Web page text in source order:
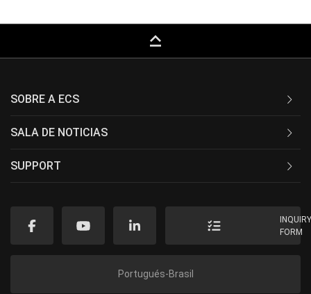
keyboard_capslock
SOBRE A ECS
SALA DE NOTICIAS
SUPPORT
FORM
Portugués-Brasil